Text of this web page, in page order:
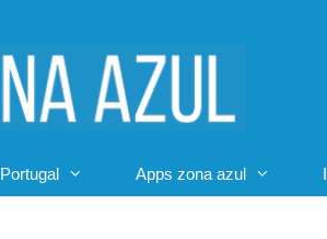
Portugal Apps zona azul